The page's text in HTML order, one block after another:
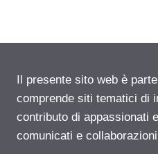
Il presente sito web è
comprende siti tematici di
contributo di appassionati
comunicati e